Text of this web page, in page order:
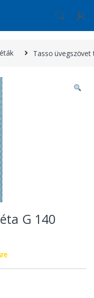
Tasso üvegszövet
G 140